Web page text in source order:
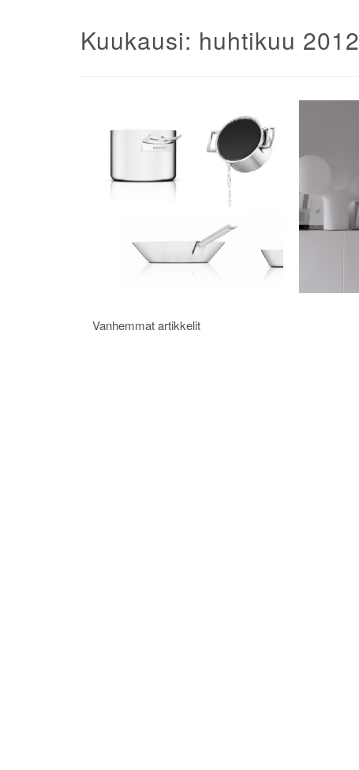
Kuukausi: huhtikuu 2012
Artikkelien
Vanhemmat artikkelit